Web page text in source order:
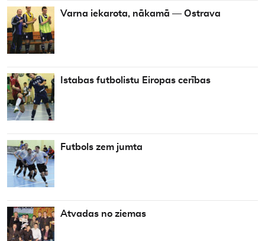
Varna iekarota, nākamā — Ostrava
Istabas futbolistu Eiropas cerības
Futbols zem jumta
Atvadas no ziemas